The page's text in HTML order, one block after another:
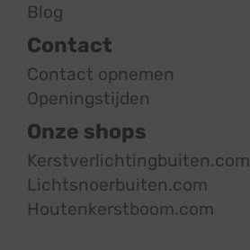
Blog
Contact
Contact opnemen
Openingstijden
Onze shops
Kerstverlichtingbuiten.com
Lichtsnoerbuiten.com
Houtenkerstboom.com